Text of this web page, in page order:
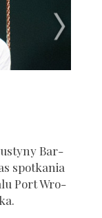
Bar­
spo­tka­nia
Port Wro­